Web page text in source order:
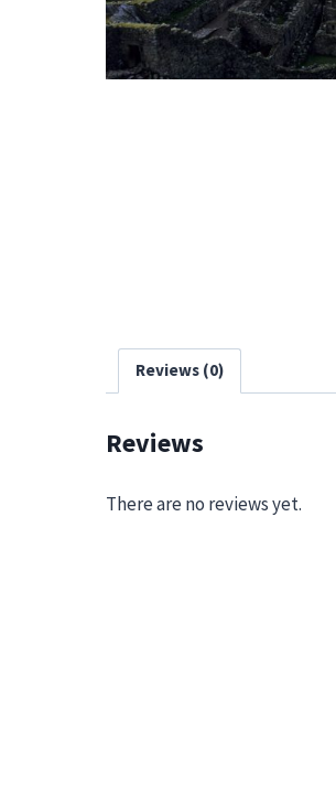
Reviews (0)
Reviews
There are no reviews yet.